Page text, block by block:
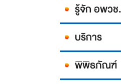
รู้จัก อพวช.
บริการ
พิพิธภัณฑ์